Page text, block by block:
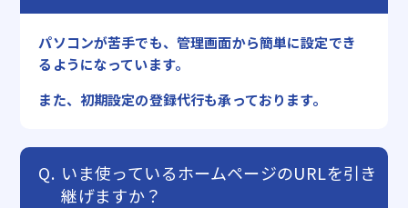
パソコンが苦手でも、管理画面から簡単に設定でき
るようになっています。
また、初期設定の登録代行も承っております。
いま使っているホームページのURLを引き
継げますか？